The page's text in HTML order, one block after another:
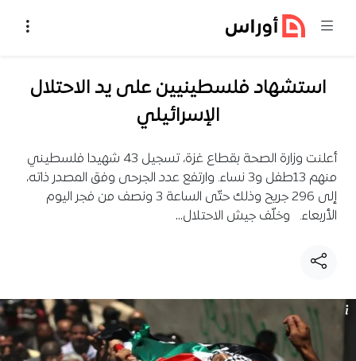
استشهاد فلسطينيين على يد الاحتلال
الإسرائيلي
أعلنت وزارة الصحة بقطاع غزة، تسجيل 43 شهيدا فلسطيني
منهم 13طفل و3 نساء. وارتفع عدد الجرحى وفق المصدر ذاته،
إلى 296 جريح وذلك حتّى الساعة 3 ونصف من فجر اليوم
الأربعاء. وخلّف جيش الاحتلال…